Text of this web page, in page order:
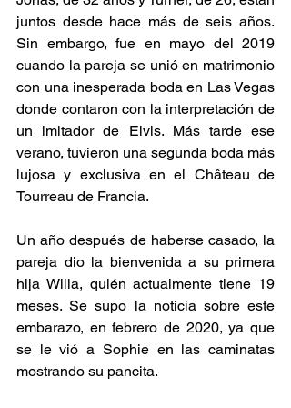
juntos desde hace más de seis años.
Sin embargo, fue en mayo del 2019
cuando la pareja se unió en matrimonio
con una inesperada boda en Las Vegas
donde contaron con la interpretación de
un imitador de Elvis. Más tarde ese
verano, tuvieron una segunda boda más
lujosa y exclusiva en el Château de
Tourreau de Francia.
Un año después de haberse casado, la
pareja dio la bienvenida a su primera
hija Willa, quién actualmente tiene 19
meses. Se supo la noticia sobre este
embarazo, en febrero de 2020, ya que
se le vió a Sophie en las caminatas
mostrando su pancita.